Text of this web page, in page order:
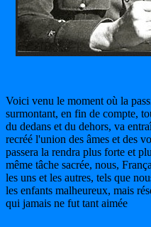
Voici venu le moment où la
surmontant, en fin de compte,
du dedans et du dehors, va
recréé l'union des âmes et des
passera la rendra plus forte et
même tâche sacrée, nous,
les uns et les autres, tels que
les enfants malheureux, mais
qui jamais ne fut tant aimée